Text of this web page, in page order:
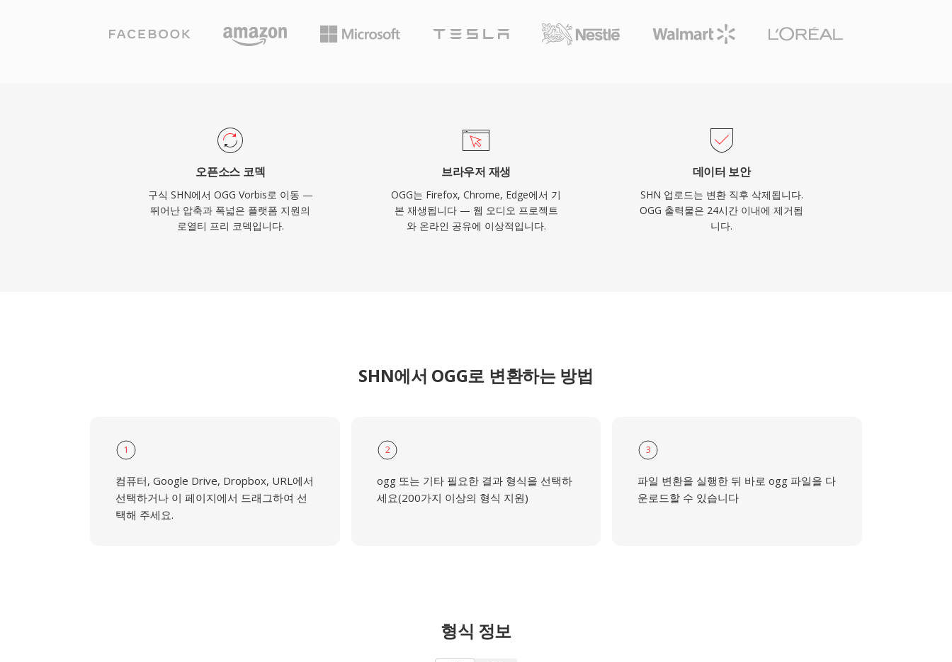
구현할 수 있습니다. Spotify가 바로 이 이유로 수년간 Vorbis를 주요
스트리밍 코덱으로 사용했습니다. 이 포맷은 또한 저비트레이트에서
디코딩을 제공합니다.
오픈소스 코덱
구식 SHN에서 OGG Vorbis로 이동 —
뛰어난 압축과 폭넓은 플랫폼 지원의
로열티 프리 코덱입니다.
브라우저 재생
OGG는 Firefox, Chrome, Edge에서 기
본 재생됩니다 — 웹 오디오 프로젝트
와 온라인 공유에 이상적입니다.
데이터 보안
SHN 업로드는 변환 직후 삭제됩니다.
OGG 출력물은 24시간 이내에 제거됩
니다.
SHN에서 OGG로 변환하는 방법
1
컴퓨터, Google Drive, Dropbox, URL에서
선택하거나 이 페이지에서 드래그하여 선
택해 주세요.
2
ogg 또는 기타 필요한 결과 형식을 선택하
세요(200가지 이상의 형식 지원)
3
파일 변환을 실행한 뒤 바로 ogg 파일을 다
운로드할 수 있습니다
형식 정보